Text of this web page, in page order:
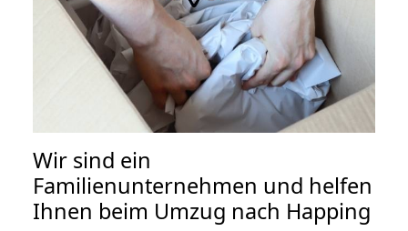
Wir sind ein
Familienunternehmen und helfen
Ihnen beim Umzug nach Happing